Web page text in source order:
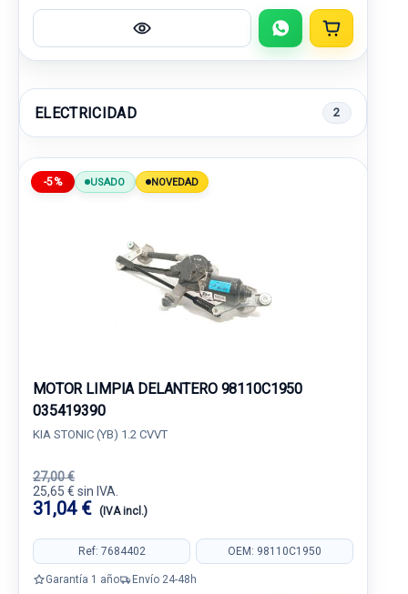
ELECTRICIDAD 2
-5% USADO NOVEDAD
MOTOR LIMPIA DELANTERO 98110C1950
035419390
KIA STONIC (YB) 1.2 CVVT
27,00 €
25,65 € sin IVA.
31,04 € (IVA incl.)
Ref: 7684402 OEM: 98110C1950
Garantía 1 año Envío 24-48h